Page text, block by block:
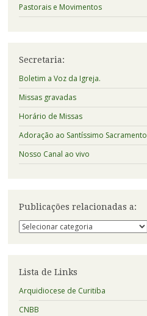
Pastorais e Movimentos
Secretaria:
Boletim a Voz da Igreja.
Missas gravadas
Horário de Missas
Adoração ao Santíssimo Sacramento
Nosso Canal ao vivo
Publicações relacionadas a:
Publicações
relacionadas
Lista de Links
Arquidiocese de Curitiba
CNBB